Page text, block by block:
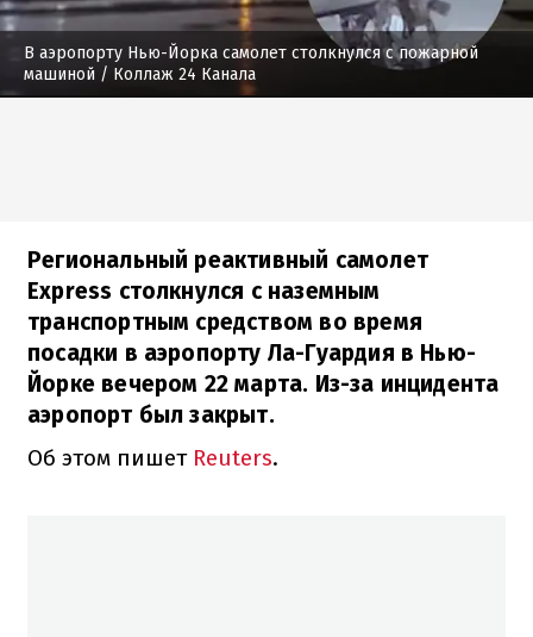
В аэропорту Нью-Йорка самолет столкнулся с пожарной
машиной / Коллаж 24 Канала
Региональный реактивный самолет
Express столкнулся с наземным
транспортным средством во время
посадки в аэропорту Ла-Гуардия в Нью-
Йорке вечером 22 марта. Из-за инцидента
аэропорт был закрыт.
Об этом пишет Reuters.